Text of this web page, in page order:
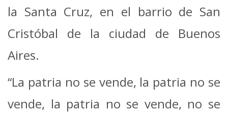
la Santa Cruz, en el barrio de San
Cristóbal de la ciudad de Buenos
Aires.
“La patria no se vende, la patria no se
vende, la patria no se vende, no se